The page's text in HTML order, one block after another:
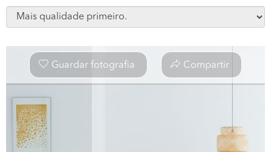
Guardar fotografia Compartir